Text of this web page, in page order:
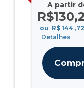
A partir
R$130
ou R$ 144 ,72
Detalhes